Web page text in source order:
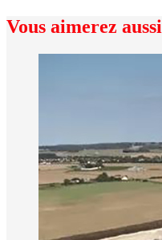
Vous aimerez aussi